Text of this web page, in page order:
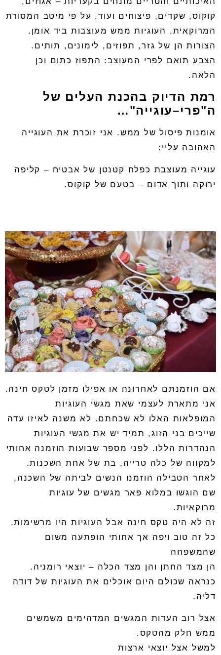
קוקוס, שקדים, פיצוחים ועוד, על פי מיטב המסורת
המרוקאית. העוגיות ממש מעוצבות ביד אומן.
הצורות הן של גזר, תפוזים, לימונים, תותים.
הצבע תואם לפרי המעוצב: התפוז כתום וכן
הלאה.
רמת הדיוק בהכנת העלים של
ה"פרי–עוגייה"…
אומנות פיסול של ממש. אני זוכרת את העוגייה
האהובה עליי:
עוגייה מעוצבת כפלח קטנטן של אבטיח – קליפה
ירוקה ותוך אדום – בטעם של קוקוס.
אם הוזמנתם לאחרונה או אפילו מזמן לטקס חינה.
אני מתארת לעצמי שאת מגשי העוגיות
המופלאות האלו לא שכחתם. לא משנה לאיזו עדה
שייכים בני הזוג, תמיד יש את מגשי העוגיות
הנהדרות הללו. לפני מספר שבועות הוזמנה אחותי
למקווה של כלה טרייה , בת של אחת השכנות.
לאחר הטבילה הוזמנו הנשים לביתה של השכנה ,
שם הוגשו במלוא פאר מגשים של עוגיות
מרוקאיות.
זה לא היה טקס חינה אבל העוגיות היו מרשימות.
כל זה טוב ויפה אך אחותי הופתעה משום
שהמשפחה
הן מצד החתן והן מצד הכלה – יוצאי רומניה .
כנראה שכולם היום אוכלים את העוגיות של דודה
דליה .
אצל רוב העדות המגשים המדהימים משמשים
ממש חלק מהטקס.
למשל אצל יוצאי ארצות